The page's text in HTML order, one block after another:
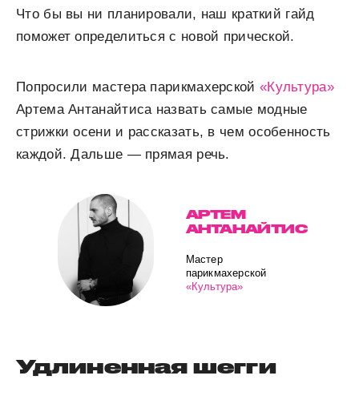
Что бы вы ни планировали, наш краткий гайд
поможет определиться с новой прической.
Попросили мастера парикмахерской «Культура»
Артема Антанайтиса назвать самые модные
стрижки осени и рассказать, в чем особенность
каждой. Дальше — прямая речь.
АРТЕМ
АНТАНАЙТИС
Мастер
парикмахерской
«Культура»
Удлиненная шегги